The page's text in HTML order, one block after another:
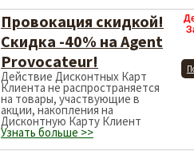
Провокация скидкой!
Скидка -40% на Agent
Provocateur!
Действие Дисконтных Карт
Клиента не распространяется
на товары, участвующие в
акции, накопления на
Дисконтную Карту Клиент
Узнать больше >>